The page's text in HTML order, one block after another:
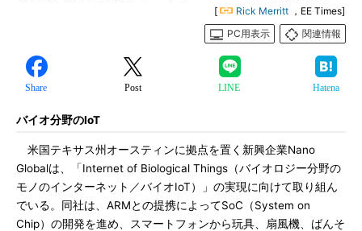
[ Rick Merritt ，EE Times]
PC用表示
関連情報
Share Post LINE Hatena
バイオ分野のIoT
米国テキサス州オースティンに拠点を置く新興企業Nano
Globalは、「Internet of Biological Things（バイオロジー分野の
モノのインターネット／バイオIoT）」の実現に向けて取り組ん
でいる。同社は、ARMとの提携によってSoC（System on
Chip）の開発を進め、スマートフォンから玩具、扇風機、ばんそ